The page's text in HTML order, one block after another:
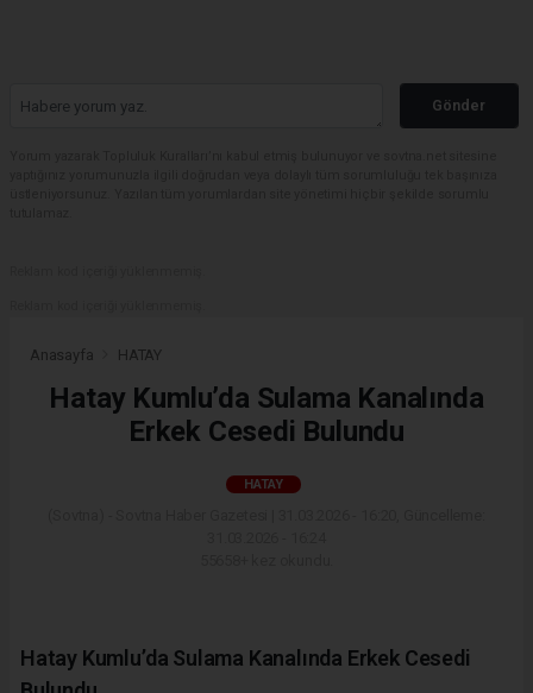
Gönder
Anasayfa HATAY
Hatay Kumlu’da Sulama Kanalında
Erkek Cesedi Bulundu
HATAY
Hatay Kumlu’da Sulama Kanalında Erkek Cesedi